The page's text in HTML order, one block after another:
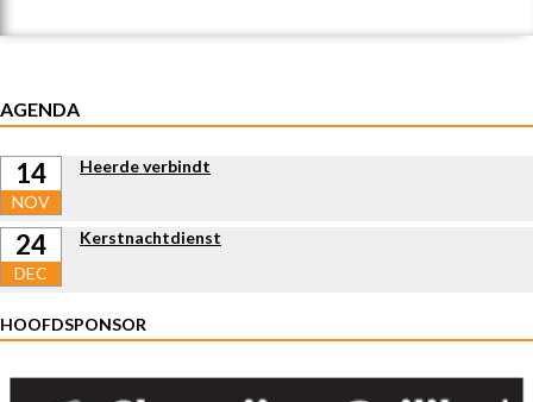
AGENDA
14
NOV
Heerde verbindt
24
DEC
Kerstnachtdienst
HOOFDSPONSOR